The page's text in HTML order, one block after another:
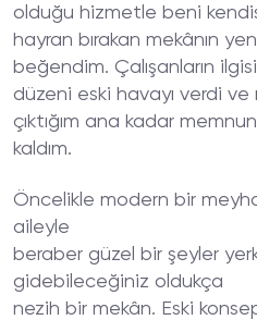
olduğu hizmetle beni
hayran bırakan mekânın
beğendim. Çalışanların
düzeni eski havayı verdi
çıktığım ana kadar memnun
kaldım.
Öncelikle modern bir
aileyle
beraber güzel bir şeyler
gidebileceğiniz oldukça
nezih bir mekân. Eski